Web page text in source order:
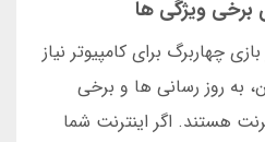
برخی ویژگی ها
چهاربرگ برای کامپیوتر نیاز
به روز رسانی ها و برخی
هستند. اگر اینترنت شما